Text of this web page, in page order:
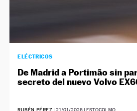
ELÉCTRICOS
De Madrid a Portimão sin
secreto del nuevo Volvo